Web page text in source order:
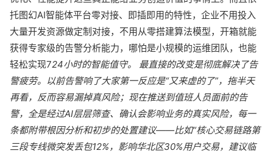
托图幻AI智能体平台零对接、即插即用的特性，企业不用投入
大量开发资源做定制对接，不用从零搭建算法模型，开箱就能
获得专家级的告警分析能力，哪怕是小规模的运维团队，也能
轻松实现724小时的智能值守。 最直接的改变是彻底解决了告
警疲劳。以前告警响了大家第一反应是“又来虚的了”，拖半天
再看，反而容易漏掉真风险；现在推送到值班人员面前的告
警，全是经过AI层层筛查、确认会影响业务的真实风险，每一
条都附带根因分析和初步的处置建议——比如“核心交易链路第
三段专线微突发丢包12%，影响华北区30%用户交易，建议临